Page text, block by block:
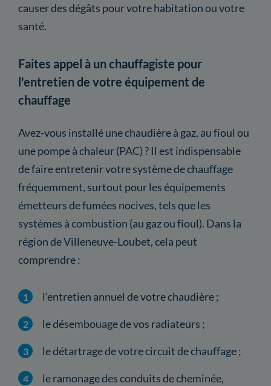
causer des dégâts pour votre habitation ou votre
santé.
Faites appel à un chauffagiste pour
l'entretien de votre équipement de
chauffage
Avez-vous installé une chaudière à gaz, au fioul ou
une pompe à chaleur (PAC) ? Il est indispensable
de faire entretenir votre système de chauffage
fréquemment, surtout pour les équipements
émetteurs de fumées nocives, tels que les
systèmes à combustion (au gaz ou fioul). Dans la
région de Villeneuve-Loubet, cela peut
comprendre :
l'entretien annuel de votre chaudière ;
le désembouage de vos radiateurs ;
le détartrage de votre circuit de chauffage ;
le ramonage des conduits de cheminée,